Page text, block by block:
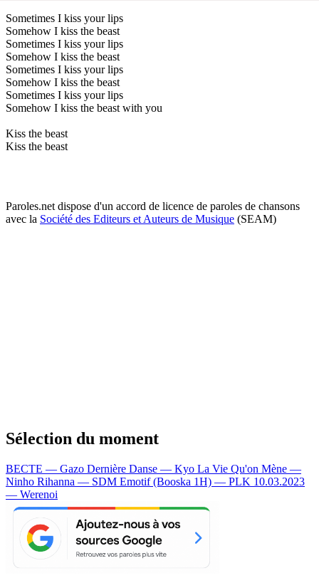
Sometimes I kiss your lips
Somehow I kiss the beast
Sometimes I kiss your lips
Somehow I kiss the beast
Sometimes I kiss your lips
Somehow I kiss the beast
Sometimes I kiss your lips
Somehow I kiss the beast with you
Kiss the beast
Kiss the beast
Paroles.net dispose d'un accord de licence de paroles de chansons
avec la Société des Editeurs et Auteurs de Musique (SEAM)
Sélection du moment
BECTE — Gazo Dernière Danse — Kyo La Vie Qu'on Mène —
Ninho Rihanna — SDM Emotif (Booska 1H) — PLK 10.03.2023
— Werenoi